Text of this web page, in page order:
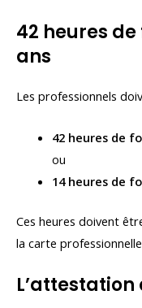
42 heures
ans
Les professionnels
42 heures de
ou
14 heures de
Ces heures doivent
la carte